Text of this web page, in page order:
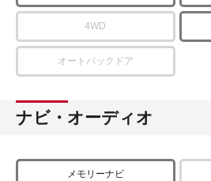
4WD
オートバックドア
ナビ・オーディオ
メモリーナビ